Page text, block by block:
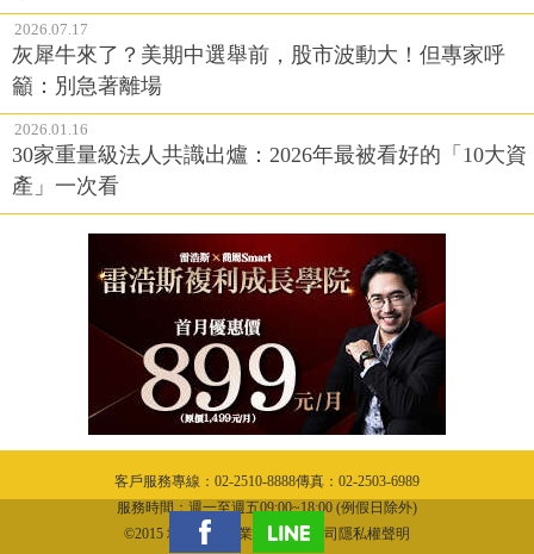
2026.07.17
灰犀牛來了？美期中選舉前，股市波動大！但專家呼
籲：別急著離場
2026.01.16
30家重量級法人共識出爐：2026年最被看好的「10大資
產」一次看
客戶服務專線：02-2510-8888傳真：02-2503-6989
服務時間：週一至週五09:00~18:00 (例假日除外)
©2015 城邦文化事業股份有限公司隱私權聲明